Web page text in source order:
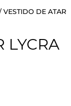
VESTIDO DE ATAR
LYCRA